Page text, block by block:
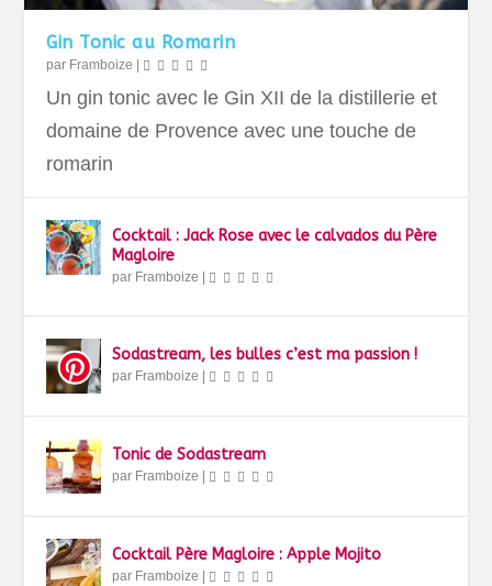
Gin Tonic au Romarin
par Framboize
Un gin tonic avec le Gin XII de la distillerie et
domaine de Provence avec une touche de
romarin
Cocktail : Jack Rose avec le calvados du Père
Magloire
par Framboize
Sodastream, les bulles c’est ma passion !
par Framboize
Tonic de Sodastream
par Framboize
Cocktail Père Magloire : Apple Mojito
par Framboize